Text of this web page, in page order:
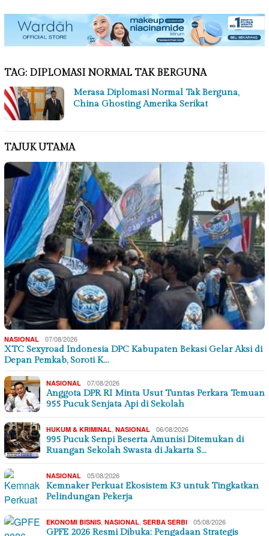
TAG: DIPLOMASI NORMAL TAK BERGUNA
Merasa Diplomasi Normal Tak Berguna,
China Ghosting Amerika Serikat
TAJUK UTAMA
NASIONAL 07/08/2026
XTC Sexyroad Indonesia DPC Kabupaten Bekasi Gelar Aksi di
Depan Pemkab, Soroti K…
NASIONAL 07/08/2026
Anggota DPR RI Minta Usut Tuntas Perkara Temuan
955 Pucuk Senjata Api di Sekolah
HUKUM & KRIMINAL NASIONAL 06/08/2026
995 Pucuk Senpi Beserta Amunisi Ditemukan di
Ruangan Sekolah Swasta di Jakarta S…
NASIONAL 05/08/2026
Kemnaker Perkuat Ekosistem K3 untuk Tingkatkan
Pelindungan Pekerja
EKONOMI BISNIS NASIONAL SERBA SERBI 05/08/2026
GPFE 2026 Resmi Dibuka: Pengadaan Strategis